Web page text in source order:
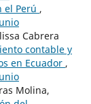
el Perú ,
Cabrera
contable y
en Ecuador ,
Molina,